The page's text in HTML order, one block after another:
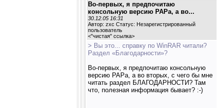
Во-первых, я предпочитаю
консольную версию РАРа, а во...
30.12.05 16:31
Автор: zxc Статус: Незарегистрированный
пользователь
<"чистая" ссылка>
> Вы это... справку по WinRAR читали?
Раздел «Благодарности»?
Во-первых, я предпочитаю консольную
версию РАРа, а во вторых, с чего бы мне
читать раздел БЛАГОДАРНОСТИ? Там
что, полезная информация бывает? :-)